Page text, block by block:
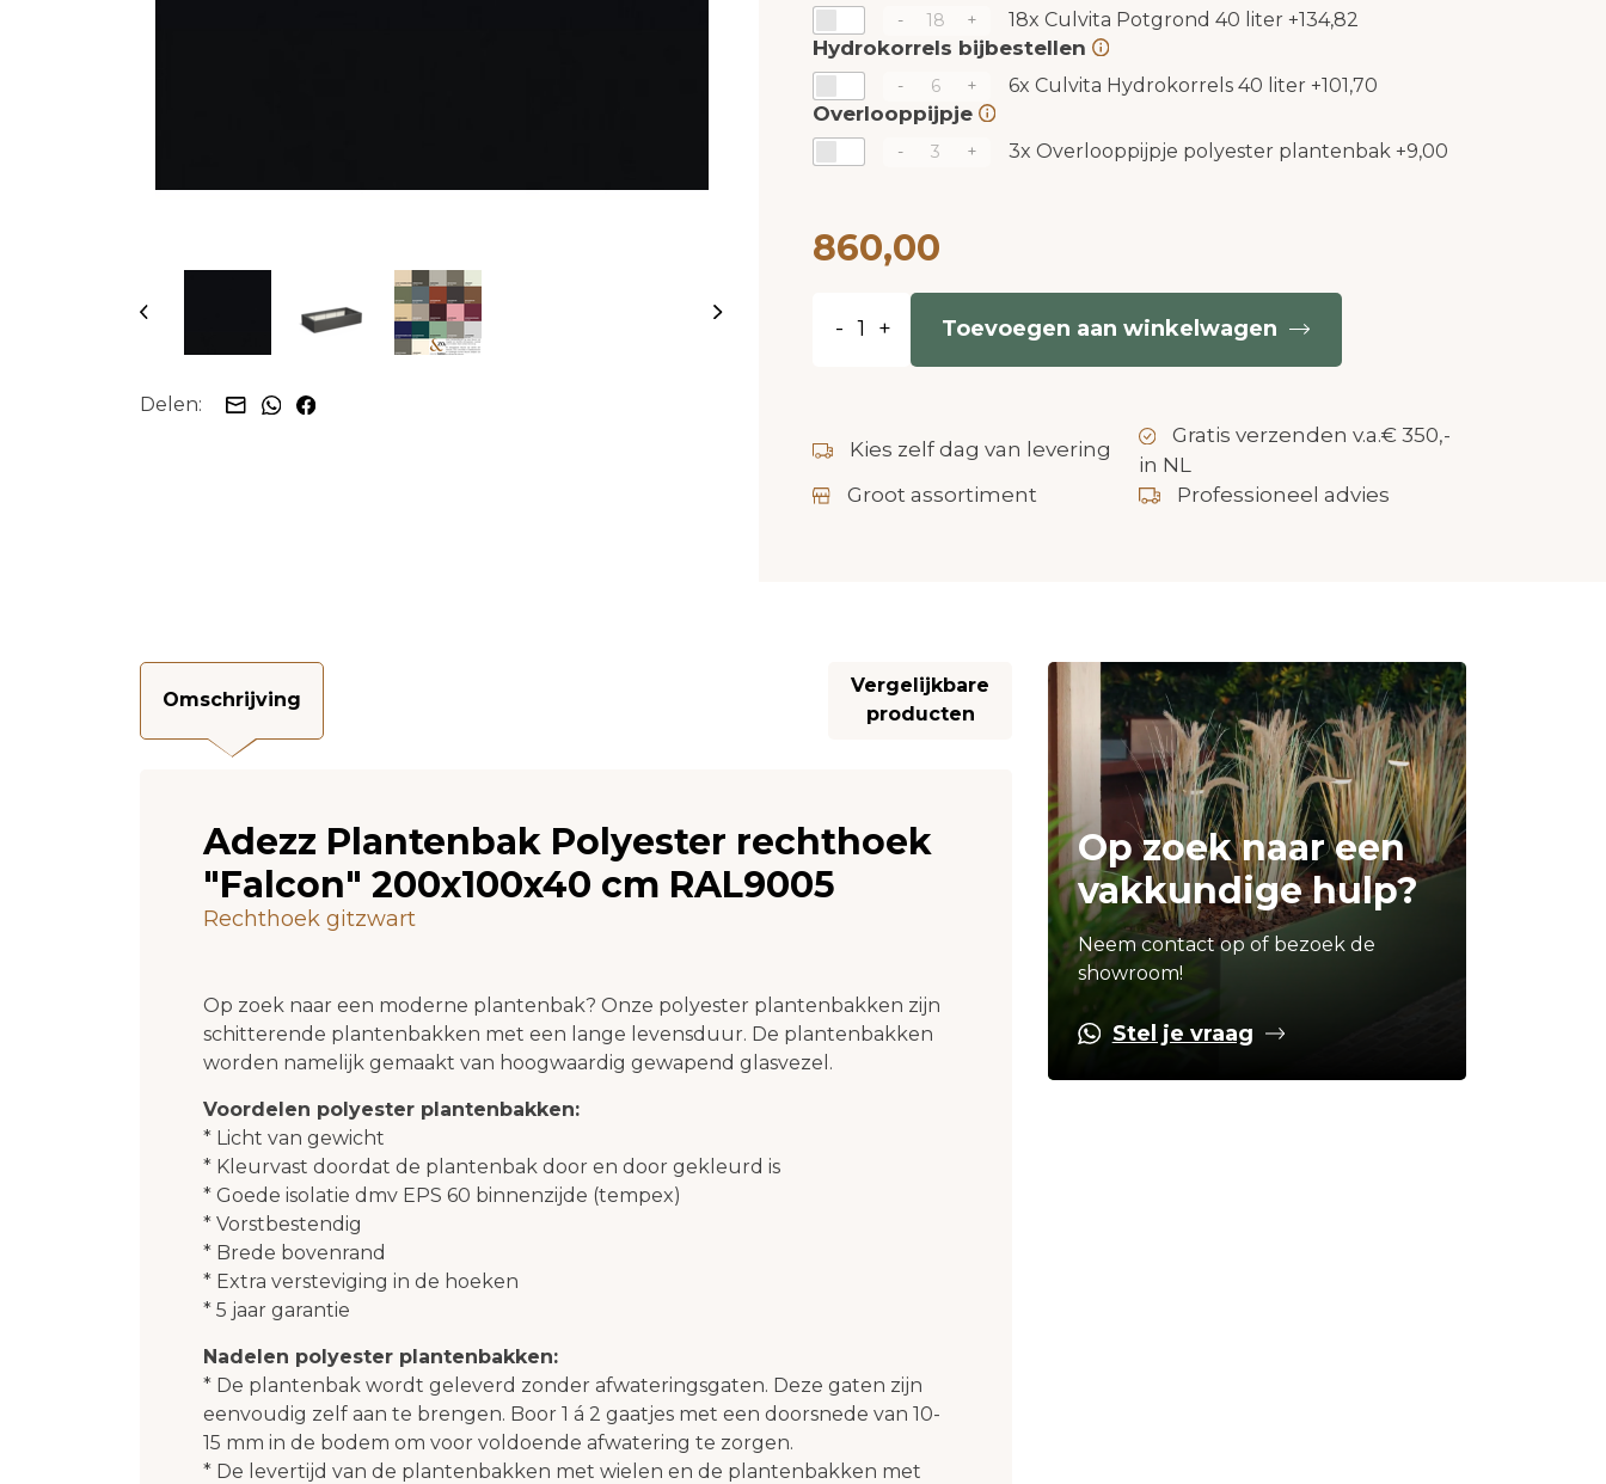
Delen:
- + 18x Culvita Potgrond 40 liter +134,82
Hydrokorrels bijbestellen
- + 6x Culvita Hydrokorrels 40 liter +101,70
Overlooppijpje
- + 3x Overlooppijpje polyester plantenbak+9,00
860,00
- + Toevoegen aan winkelwagen
Kies zelf dag van levering
Gratis verzenden v.a.€ 350,-
in NL
Groot assortiment
Professioneel advies
Omschrijving
Vergelijkbare
producten
Adezz Plantenbak Polyester rechthoek
"Falcon" 200x100x40 cm RAL9005
Rechthoek gitzwart
Op zoek naar een moderne plantenbak? Onze polyester plantenbakken zijn
schitterende plantenbakken met een lange levensduur. De plantenbakken
worden namelijk gemaakt van hoogwaardig gewapend glasvezel.
Voordelen polyester plantenbakken:
* Licht van gewicht
* Kleurvast doordat de plantenbak door en door gekleurd is
* Goede isolatie dmv EPS 60 binnenzijde (tempex)
* Vorstbestendig
* Brede bovenrand
* Extra versteviging in de hoeken
* 5 jaar garantie
Nadelen polyester plantenbakken:
* De plantenbak wordt geleverd zonder afwateringsgaten. Deze gaten zijn
eenvoudig zelf aan te brengen. Boor 1 á 2 gaatjes met een doorsnede van 10-
15 mm in de bodem om voor voldoende afwatering te zorgen.
* De levertijd van de plantenbakken met wielen en de plantenbakken met
Op zoek naar een
vakkundige hulp?
Neem contact op of bezoek de
showroom!
Stel je vraag